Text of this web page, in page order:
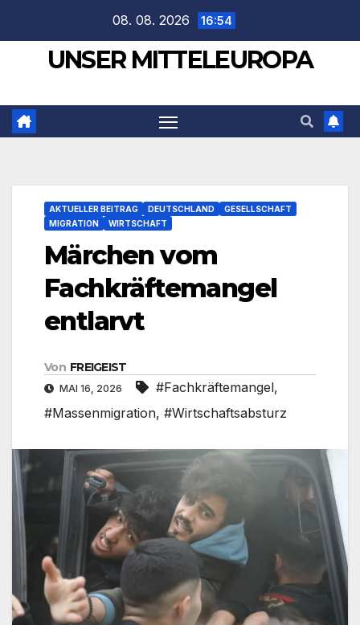
springen
08. 08. 2026 16:54
UNSER MITTELEUROPA
AKTUELLER BEITRAG DEUTSCHLAND
GESELLSCHAFT
MIGRATION
WIRTSCHAFT
Märchen vom
Fachkräftemangel
entlarvt
Von FREIGEIST
MAI 16, 2026 #Fachkräftemangel,
#Massenmigration, #Wirtschaftsabsturz